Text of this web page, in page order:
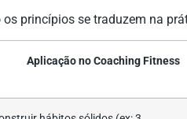
os princípios se traduzem na
Aplicação no Coaching Fitness